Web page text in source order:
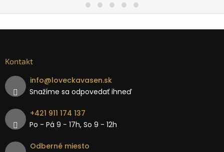
Kontakt
info@loveckavasen.sk
Snažíme sa odpovedať ihneď
+421 911 174 137
Po - Pá 9 − 17h, So 9 - 12h
Odberné miesto